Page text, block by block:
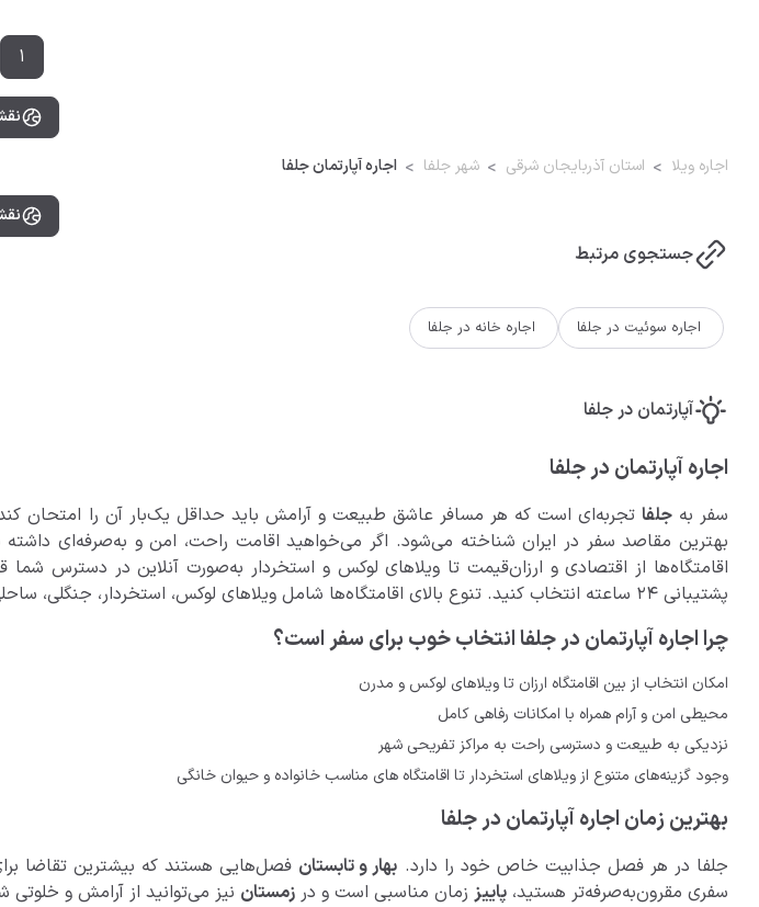
1
اجاره ویلا استان آذربایجان شرقی شهر جلفا اجاره آپارتمان جلفا
جستجوی مرتبط
اجاره سوئیت در جلفا اجاره خانه در جلفا
آپارتمان در جلفا
اجاره آپارتمان در جلفا
سفر بهجلفا تجربه‌ای است که هر مسافر عاشق طبیعت و آرامش باید حداقل یک‌بار آن را امتحان
بهترین مقاصد سفر در ایران شناخته می‌شود. اگر می‌خواهید اقامت راحت، امن و به‌صرفه‌ای داشته
اقامتگاه‌ها از اقتصادی و ارزان‌قیمت تا ویلاهای لوکس و استخردار به‌صورت آنلاین در دسترس شما
پشتیبانی ۲۴ ساعته انتخاب کنید. تنوع بالای اقامتگاه‌ها شامل ویلاهای لوکس، استخردار، جنگلی، ساحلی و روستایی باعث می‌شود هر نوع سلیقه‌ای به بهترین شکل پاسخ داده شود.
چرا اجاره آپارتمان در جلفا انتخاب خوب برای سفر است؟
امکان انتخاب از بین اقامتگاه ارزان تا ویلاهای لوکس و مدرن
محیطی امن و آرام همراه با امکانات رفاهی کامل
نزدیکی به طبیعت و دسترسی راحت به مراکز تفریحی شهر
وجود گزینه‌های متنوع از ویلاهای استخردار تا اقامتگاه های مناسب خانواده و حیوان خانگی
بهترین زمان اجاره آپارتمان در جلفا
جلفا در هر فصل جذابیت خاص خود را دارد. بهار و تابستان فصل‌هایی هستند که بیشترین تقاضا
سفری مقرون‌به‌صرفه‌تر هستید، پاییز زمان مناسبی است و در زمستان نیز می‌توانید از آرامش و خلوتی